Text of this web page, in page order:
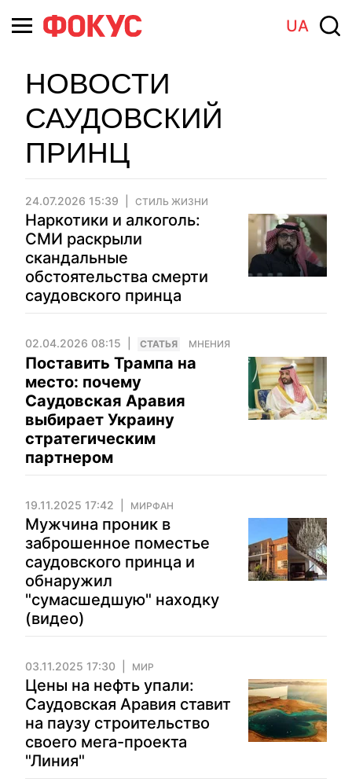
UA
НОВОСТИ
САУДОВСКИЙ
ПРИНЦ
24.07.2026 15:39 СТИЛЬ ЖИЗНИ
Наркотики и алкоголь:
СМИ раскрыли
скандальные
обстоятельства смерти
саудовского принца
02.04.2026 08:15 CТАТЬЯ МНЕНИЯ
Поставить Трампа на
место: почему
Саудовская Аравия
выбирает Украину
стратегическим
партнером
19.11.2025 17:42 МИРФАН
Мужчина проник в
заброшенное поместье
саудовского принца и
обнаружил
"сумасшедшую" находку
(видео)
03.11.2025 17:30 МИР
Цены на нефть упали:
Саудовская Аравия ставит
на паузу строительство
своего мега-проекта
"Линия"